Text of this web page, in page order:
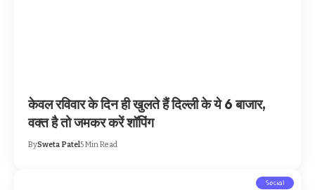
केवल रविवार के दिन ही खुलते हैं दिल्ली के ये 6 बाजार,
वक्त है तो जमकर करें शॉपिंग
BySweta Patel5 Min Read
Social